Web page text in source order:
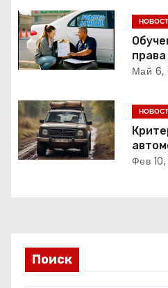
п
и
с
я
м
Май 6,
Фев
Поиск